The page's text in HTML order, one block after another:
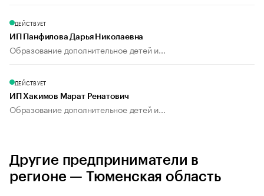
ДЕЙСТВУЕТ
ИП Панфилова Дарья Николаевна
Образование дополнительное детей и...
ДЕЙСТВУЕТ
ИП Хакимов Марат Ренатович
Образование дополнительное детей и...
Другие предприниматели в
регионе — Тюменская область